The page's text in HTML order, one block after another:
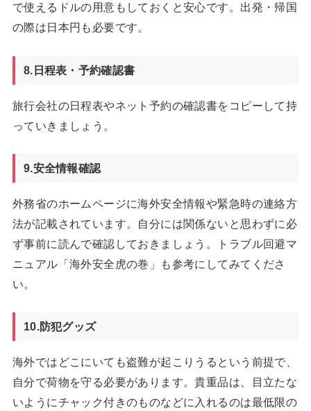
で使えるドルの用意もしておくと安心です。出発・帰国
の際は日本円も必要です。
8.日程表・予約確認書
旅行会社の日程表やネット予約の確認書をコピーして持
っていきましょう。
9.安全情報確認
外務省のホームページに海外安全情報や緊急時の連絡方
法が記載されています。自分には関係ないと思わずに必
ず事前に読んで確認しておきましょう。トラブル回避マ
ニュアル「海外安全虎の巻」も参考にしてみてくださ
い。
10.防犯グッズ
海外ではどこにいても盗難が起こりうるという前提で、
自分で荷物を守る必要があります。貴重品は、目立たな
いようにチャック付きのものなどに入れるのは最低限の